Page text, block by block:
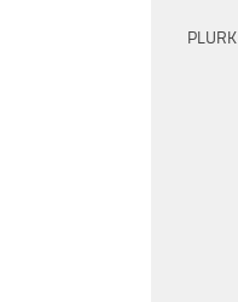
PLURK